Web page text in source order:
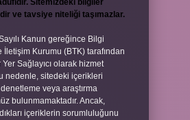
Sitemizdeki bilgiler
ve tavsiye niteliği taşımazlar.
Kanun gereğince Bilgi
İletişim Kurumu (BTK) tarafından
Sağlayıcı olarak hizmet
nedenle, sitedeki içerikleri
veya araştırma
bulunmamaktadır. Ancak,
içeriklerin sorumluluğunu